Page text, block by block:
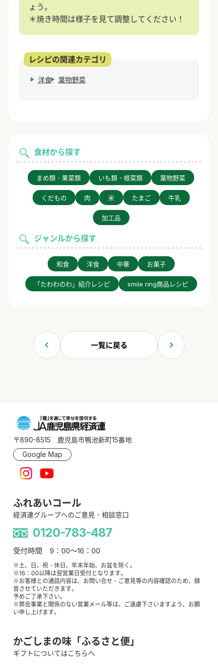
食材から探す
まめ類・果菜類 いも類・根菜類 葉物野菜
くだもの 肉 米 たまご 牛乳
加工品
ジャンルから探す
和食 洋食 中華 お菓子
「たわわのわ」紹介レシピ smile ring商品レシピ
ょう。
＊焼き時間は様子を見て調整してください！
洋食 葉物野菜
一覧に戻る
〒890-8515 鹿児島市鴨池新町15番地
Google Map
ふれあいコール
経済連グループへのご意見・相談窓口
0120-783-487
受付時間 9：00～16：00
※土、日、祝・休日、年末年始、お盆を除く。
※16：00以降は翌営業日受付となります。
※お客様との通話内容は、お問い合せ・ご意見等の内容確認のため、録
音させていただきます。
予めご了承下さい。
※弊会事業と関係のない営業メール等は、ご遠慮下さいますよう、お願
い申し上げます。
かごしまの味「ふるさと便」
ギフトについてはこちらへ